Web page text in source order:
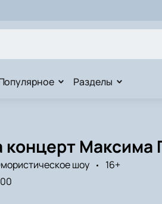
Разделы
концерт Максима
шоу
16+